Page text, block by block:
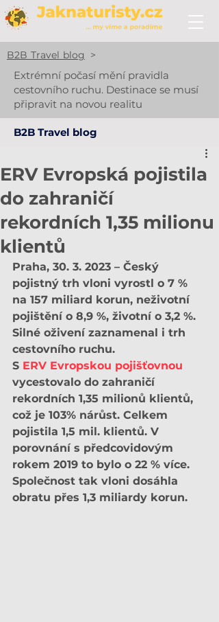
B2B Travel blog >
Extrémní počasí mění pravidla
cestovního ruchu. Destinace se musí
připravit na novou realitu
B2B Travel blog
ERV Evropská pojistila
do zahraničí
rekordních 1,35 milionu
klientů
Praha, 30. 3. 2023 – Český
pojistný trh vloni vyrostl o 7 %
na 157 miliard korun, neživotní
pojištění o 8,9 %, životní o 3,2 %.
Silné oživení zaznamenal i trh
cestovního ruchu.
S ERV Evropskou pojišťovnou
vycestovalo do zahraničí
rekordních 1,35 milionů klientů,
což je 103% nárůst. Celkem
pojistila 1,5 mil. klientů. V
porovnání s předcovidovým
rokem 2019 to bylo o 22 % více.
Společnost tak vloni dosáhla
obratu přes 1,3 miliardy korun.